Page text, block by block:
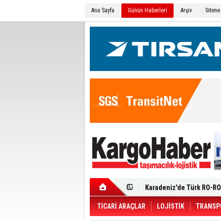
Ana Sayfa Günün Haberleri Arşiv
Ege Bölgesi'nin ilk
Durumu Ağır
Turhan Özen Saudia
Turkish Cargo’dan
Renault Trucks T 480
TİCARİ ARAÇLAR LOJİSTİK